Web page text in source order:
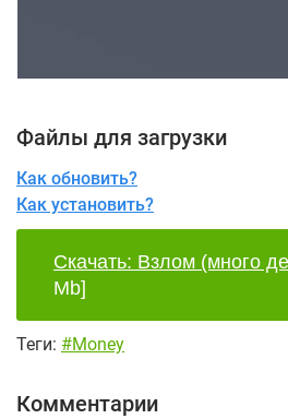
Файлы для загрузки
Как обновить?
Как установить?
Скачать: Взлом (много
Mb]
Теги: #Money
Комментарии